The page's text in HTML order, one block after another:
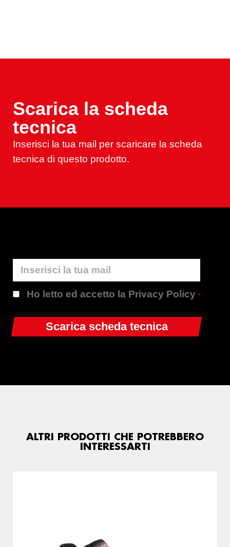
Scarica la scheda
tecnica
Inserisci la tua mail per scaricare la scheda
tecnica di questo prodotto.
Ho letto ed accetto la Privacy Policy*
ALTRI PRODOTTI CHE POTREBBERO
INTERESSARTI